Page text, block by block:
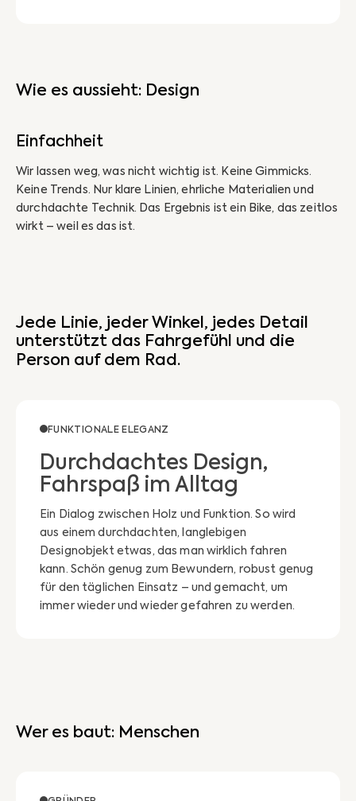
Wie es aussieht: Design
Einfachheit
Wir lassen weg, was nicht wichtig ist. Keine Gimmicks.
Keine Trends. Nur klare Linien, ehrliche Materialien und
durchdachte Technik. Das Ergebnis ist ein Bike, das zeitlos
wirkt – weil es das ist.
Jede Linie, jeder Winkel, jedes Detail
unterstützt das Fahrgefühl und die
Person auf dem Rad.
FUNKTIONALE ELEGANZ
Durchdachtes Design,
Fahrspaß im Alltag
Ein Dialog zwischen Holz und Funktion. So wird
aus einem durchdachten, langlebigen
Designobjekt etwas, das man wirklich fahren
kann. Schön genug zum Bewundern, robust genug
für den täglichen Einsatz – und gemacht, um
immer wieder und wieder gefahren zu werden.
Wer es baut: Menschen